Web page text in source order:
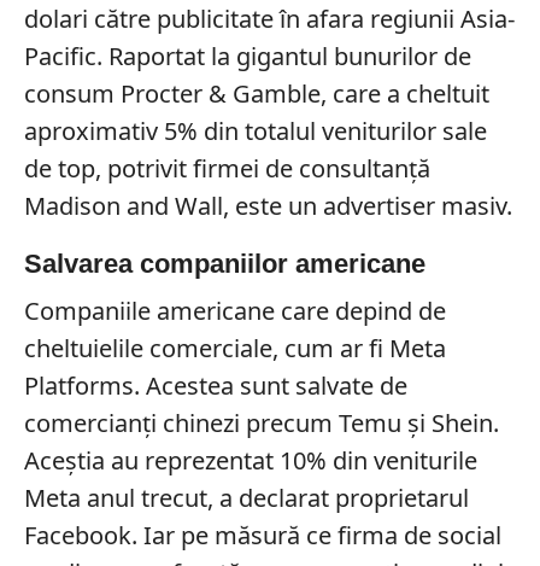
dolari către publicitate în afara regiunii Asia-
Pacific. Raportat la gigantul bunurilor de
consum Procter & Gamble, care a cheltuit
aproximativ 5% din totalul veniturilor sale
de top, potrivit firmei de consultanță
Madison and Wall, este un advertiser masiv.
Salvarea companiilor americane
Companiile americane care depind de
cheltuielile comerciale, cum ar fi Meta
Platforms. Acestea sunt salvate de
comercianți chinezi precum Temu și Shein.
Aceștia au reprezentat 10% din veniturile
Meta anul trecut, a declarat proprietarul
Facebook. Iar pe măsură ce firma de social